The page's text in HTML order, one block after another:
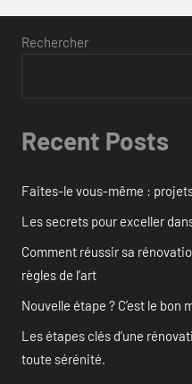
Rechercher
Recent Posts
Faites-le vous-même :
Les secrets pour exceller
Comment réussir sa
règles de l’art
Nouvelle étape ? C’est le bon
Les étapes clés d’une
toute sérénité.